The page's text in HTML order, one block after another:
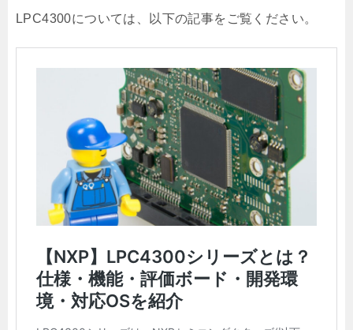
LPC4300については、以下の記事をご覧ください。